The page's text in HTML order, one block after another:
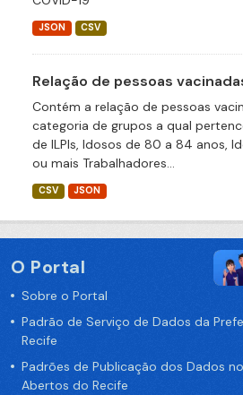
JSON CSV
Relação de pessoas
Contém a relação de pessoas
categoria de grupos a qual
de ILPIs, Idosos de 80 a 84 anos,
ou mais Trabalhadores...
CSV JSON
O Portal
Sobre o Portal
Padrão de Serviço de Dados da
Recife
Padrões de Publicação dos Dados
Abertos do Recife